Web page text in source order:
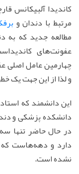
کاندیدا آلبیکانس
مرتبط با دندان و
مطالعه جدید که
عفونت‌های
چهارمین عامل اصلی
و لذا از این جهت یک
این دانشمند که
دانشکده پزشکی و
در حال حاضر تنها
دارد و دهه‌هاست
نشده است.